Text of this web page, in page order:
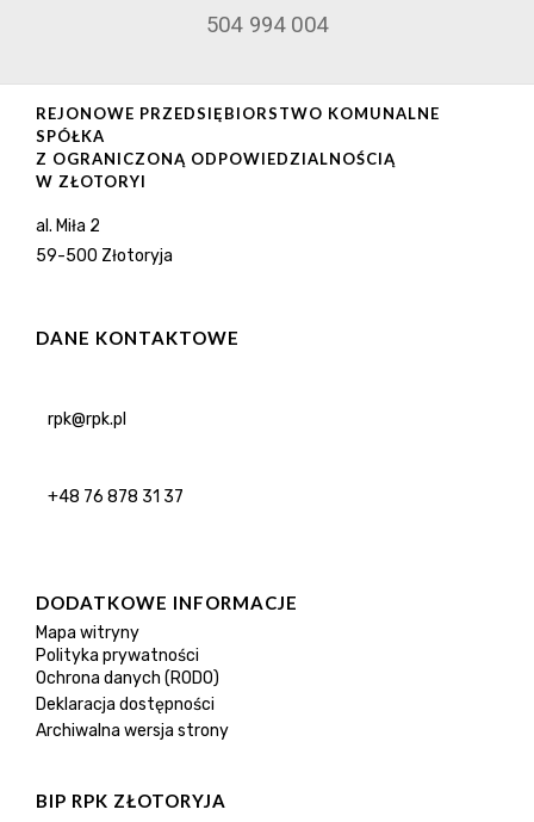
504 994 004
REJONOWE PRZEDSIĘBIORSTWO KOMUNALNE
SPÓŁKA
Z OGRANICZONĄ ODPOWIEDZIALNOŚCIĄ
W ZŁOTORYI
al. Miła 2
59-500 Złotoryja
DANE KONTAKTOWE
rpk@rpk.pl
+48 76 878 31 37
DODATKOWE INFORMACJE
Mapa witryny
Polityka prywatności
Ochrona danych (RODO)
Deklaracja dostępności
Archiwalna wersja strony
BIP RPK ZŁOTORYJA